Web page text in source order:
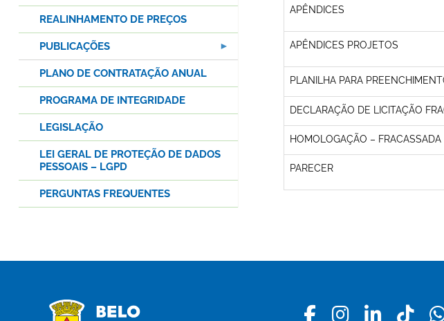
APÊNDICES
APÊNDICES PROJETOS
PLANILHA PARA
DECLARAÇÃO DE LICITAÇÃO
HOMOLOGAÇÃO – FRACASSADA
PARECER
REALINHAMENTO DE PREÇOS
PUBLICAÇÕES
PLANO DE CONTRATAÇÃO ANUAL
PROGRAMA DE INTEGRIDADE
LEGISLAÇÃO
LEI GERAL DE PROTEÇÃO DE DADOS
PESSOAIS – LGPD
PERGUNTAS FREQUENTES
Facebook
Instagram